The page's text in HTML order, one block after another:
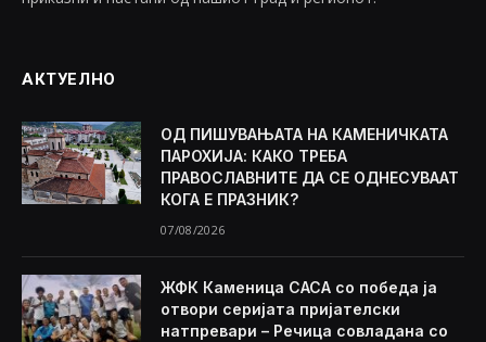
АКТУЕЛНО
ОД ПИШУВАЊАТА НА КАМЕНИЧКАТА
ПАРОХИЈА: КАКО ТРЕБА
ПРАВОСЛАВНИТЕ ДА СЕ ОДНЕСУВААТ
КОГА Е ПРАЗНИК?
07/08/2026
ЖФК Каменица САСА со победа ја
отвори серијата пријателски
натпревари – Речица совладана со